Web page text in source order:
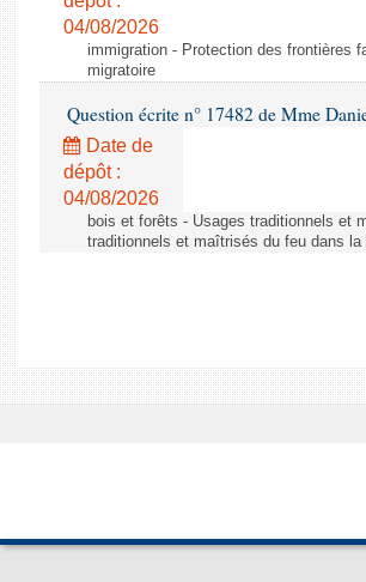
04/08/2026
immigration - Protection des frontières
migratoire
Question écrite n° 17482 de Mme
Date de
dépôt :
04/08/2026
bois et forêts - Usages traditionnels et
traditionnels et maîtrisés du feu dans